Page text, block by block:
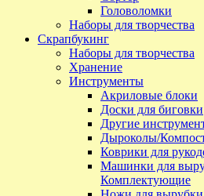
Головоломки
Наборы для творчества
Скрапбукинг
Наборы для творчества
Хранение
Инструменты
Акриловые блоки
Доски для биговки
Другие
Дыроколы/
Коврики для
Машинки для
Комплектующие